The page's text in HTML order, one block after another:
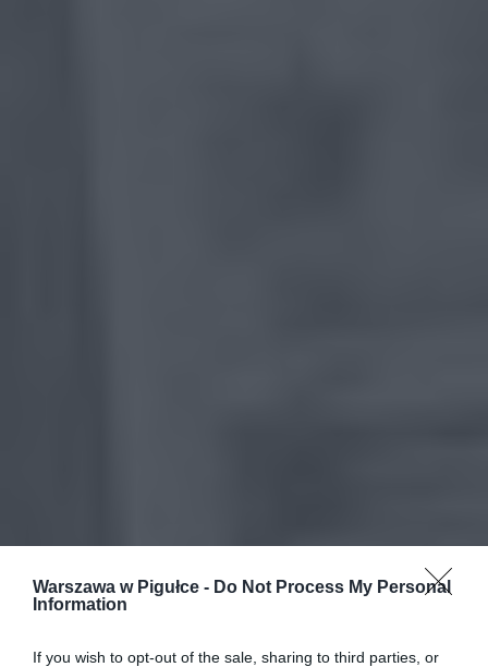
Warszawa w Pigułce - Do Not Process My Personal
Information
If you wish to opt-out of the sale, sharing to third parties, or